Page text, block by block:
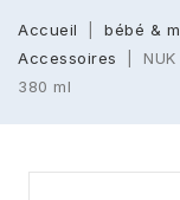
Accueil bébé &
Accessoires
380 ml